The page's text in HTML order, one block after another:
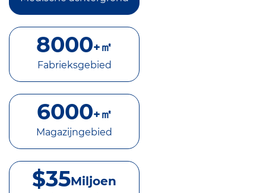
8000+㎡
Fabrieksgebied
6000+㎡
Magazijngebied
$35Miljoen